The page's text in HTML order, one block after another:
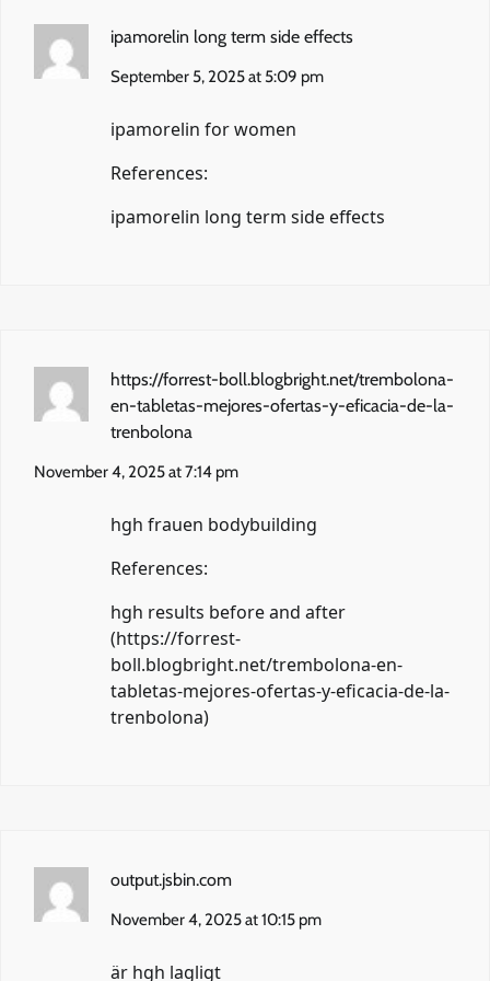
ipamorelin long term side effects
September 5, 2025 at 5:09 pm
ipamorelin for women
References:
ipamorelin long term side effects
https://forrest-boll.blogbright.net/trembolona-
en-tabletas-mejores-ofertas-y-eficacia-de-la-
trenbolona
November 4, 2025 at 7:14 pm
hgh frauen bodybuilding
References:
hgh results before and after
(https://forrest-
boll.blogbright.net/trembolona-en-
tabletas-mejores-ofertas-y-eficacia-de-la-
trenbolona)
output.jsbin.com
November 4, 2025 at 10:15 pm
är hgh lagligt